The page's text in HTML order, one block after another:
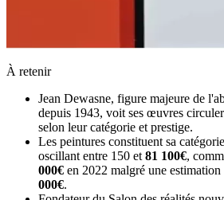
À retenir
Jean Dewasne, figure majeure de
depuis 1943, voit ses œuvres
selon leur catégorie et prestige.
Les peintures constituent sa
oscillant entre 150 et 81 100€,
000€ en 2022 malgré une
000€.